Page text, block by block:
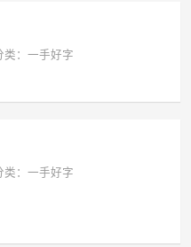
类：一手好字
类：一手好字